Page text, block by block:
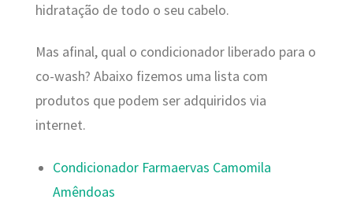
hidratação de todo o seu cabelo.
Mas afinal, qual o condicionador liberado para o
co-wash? Abaixo fizemos uma lista com
produtos que podem ser adquiridos via
internet.
Condicionador Farmaervas Camomila
Amêndoas